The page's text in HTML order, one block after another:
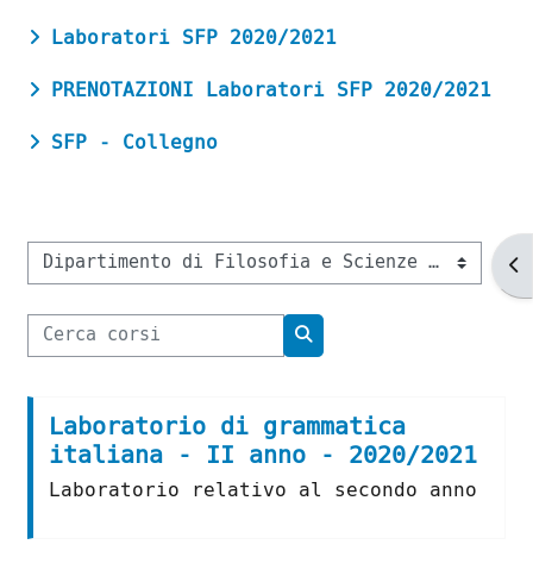
Laboratori SFP 2020/2021
PRENOTAZIONI Laboratori SFP 2020/2021
SFP - Collegno
Categorie di corso
Cerca corsi
Cerca corsi
Laboratorio di grammatica
italiana - II anno - 2020/2021
Laboratorio relativo al secondo anno